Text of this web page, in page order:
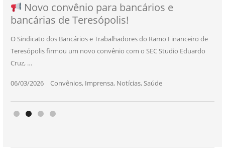
SEU NOVO BENEFÍCIO CHEGOU
Novo convênio para bancários e
bancárias de Teresópolis!
O Sindicato dos Bancários e Trabalhadores do Ramo Financeiro de
Teresópolis firmou um novo convênio com o SEC Studio Eduardo
Cruz, …
06/03/2026| Convênios, Imprensa, Notícias,Saúde
NOVO CONVÊNIO PARA VOCÊ, BANCÁRIO
E BANCÁRIA!
25/11/2025| Convênios, Imprensa, Notícias,Saúde
Convênio com a Rede de Ensino Técnico e
Centro de Qualificação Técnica